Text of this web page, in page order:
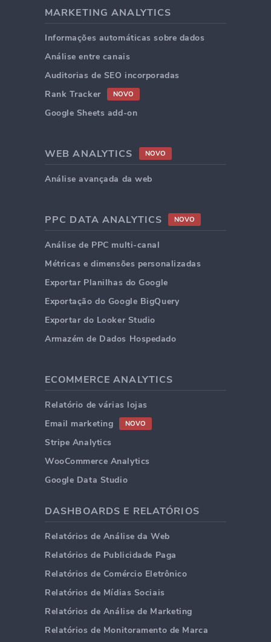
MARKETING ANALYTICS
Informações automáticas sobre dados
Análise entre canais
Auditorias de SEO incorporadas
Rank Tracker
NOVO
Google Sheets add-on
WEB ANALYTICS NOVO
Análise avançada da web
PPC DATA ANALYTICS NOVO
Análise de PPC multi-canal
Métricas e dimensões personalizadas
Exportar Planilhas do Google
Exportação do Google BigQuery
Exportar do Looker Studio
Armazém de Dados Hospedado
ECOMMERCE ANALYTICS
Relatório de várias lojas
Email marketing
NOVO
Stripe Analytics
WooCommerce Analytics
Google Data Studio
DASHBOARDS E RELATÓRIOS
Relatórios de Análise da Web
Relatórios de Publicidade Paga
Relatórios de Comércio Eletrônico
Relatórios de Mídias Sociais
Relatórios de Análise de Marketing
Relatórios de Monitoramento de Marca